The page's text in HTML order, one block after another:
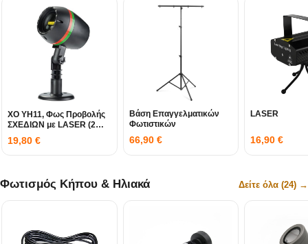
XO YH11, Φως Προβολής
ΣΧΕΔΙΩΝ με LASER (2
ΧΡΩΜΑΤΑ LASER)
19,80 €
Βάση Επαγγελματικών
Φωτιστικών
66,90 €
LASER
16,90€
Φωτισμός Κήπου & Ηλιακά Δείτε όλα (24) →